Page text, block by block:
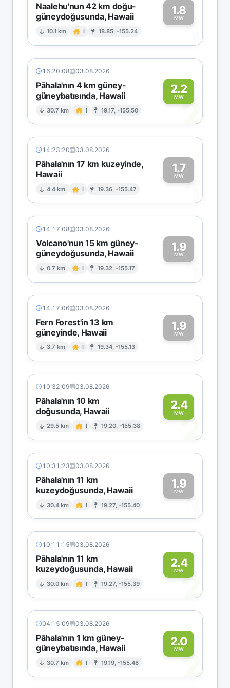
Naalehu'nun 42 km doğu-
güneydoğusunda, Hawaii
10.1 km I 18.85, -155.24
1.8
MW1
16:20:08 03.08.2026
Pāhala'nın 4 km güney-
güneybatısında, Hawaii
30.7 km I 19.17, -155.50
2.2
MW2
14:23:20 03.08.2026
Pāhala'nın 17 km kuzeyinde,
Hawaii
4.4 km I 19.36, -155.47
1.7
MW1
14:17:08 03.08.2026
Volcano'nun 15 km güney-
güneydoğusunda, Hawaii
0.7 km I 19.32, -155.17
1.9
MW1
14:17:06 03.08.2026
Fern Forest'in 13 km
güneyinde, Hawaii
3.7 km I 19.34, -155.13
1.9
MW1
10:32:09 03.08.2026
Pāhala'nın 10 km
doğusunda, Hawaii
29.5 km I 19.20, -155.38
2.4
MW2
10:31:23 03.08.2026
Pāhala'nın 11 km
kuzeydoğusunda, Hawaii
30.4 km I 19.27, -155.40
1.9
MW1
10:11:15 03.08.2026
Pāhala'nın 11 km
kuzeydoğusunda, Hawaii
30.0 km I 19.27, -155.39
2.4
MW2
04:15:09 03.08.2026
Pāhala'nın 1 km güney-
güneybatısında, Hawaii
30.7 km I 19.19, -155.48
2.0
MW2